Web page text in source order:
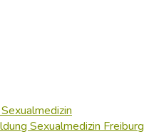
Sexualmedizin Freiburg